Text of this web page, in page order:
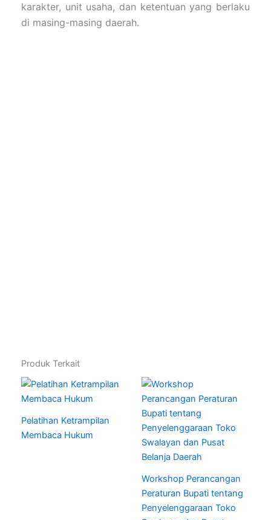
karakter, unit usaha, dan ketentuan yang berlaku
di masing-masing daerah.
Produk Terkait
Pelatihan Ketrampilan
Membaca Hukum
Workshop Perancangan
Peraturan Bupati tentang
Penyelenggaraan Toko